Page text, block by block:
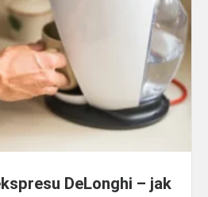
DeLonghi – jak